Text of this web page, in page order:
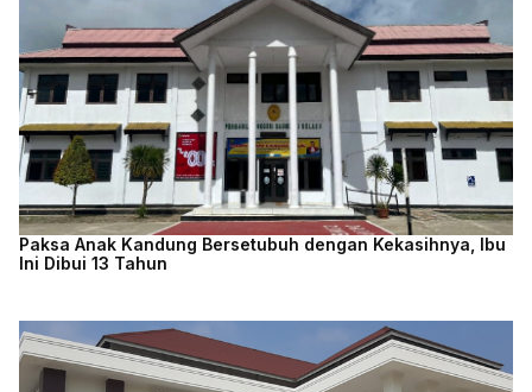
Paksa Anak Kandung Bersetubuh dengan Kekasihnya, Ibu
Ini Dibui 13 Tahun